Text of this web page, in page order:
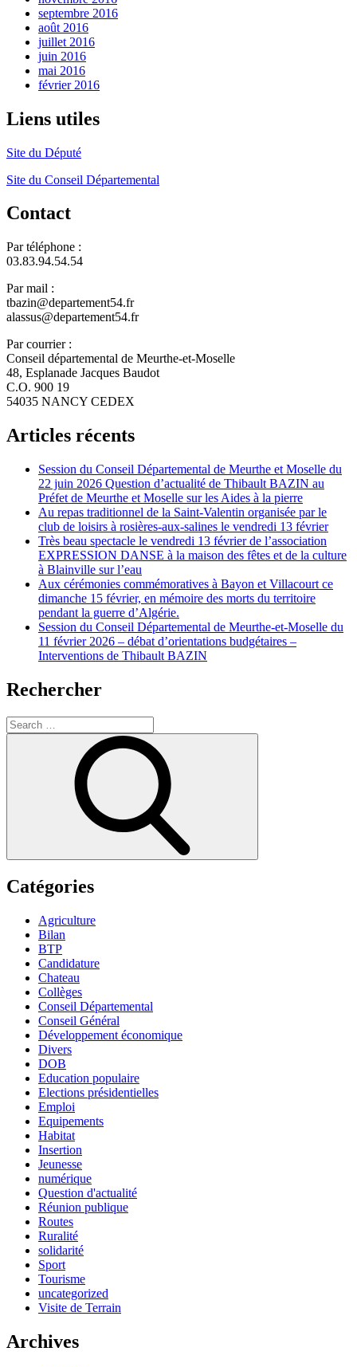
septembre 2016
août 2016
juillet 2016
juin 2016
mai 2016
février 2016
Liens utiles
Site du Député
Site du Conseil Départemental
Contact
Par téléphone :
03.83.94.54.54
Par mail :
tbazin@departement54.fr
alassus@departement54.fr
Par courrier :
Conseil départemental de Meurthe-et-Moselle
48, Esplanade Jacques Baudot
C.O. 900 19
54035 NANCY CEDEX
Articles récents
Session du Conseil Départemental de Meurthe et Moselle du
22 juin 2026 Question d’actualité de Thibault BAZIN au
Préfet de Meurthe et Moselle sur les Aides à la pierre
Au repas traditionnel de la Saint-Valentin organisée par le
club de loisirs à rosières-aux-salines le vendredi 13 février
Très beau spectacle le vendredi 13 février de l’association
EXPRESSION DANSE à la maison des fêtes et de la culture
à Blainville sur l’eau
Aux cérémonies commémoratives à Bayon et Villacourt ce
dimanche 15 février, en mémoire des morts du territoire
pendant la guerre d’Algérie.
Session du Conseil Départemental de Meurthe-et-Moselle du
11 février 2026 – débat d’orientations budgétaires –
Interventions de Thibault BAZIN
Rechercher
Search
for:
Catégories
Agriculture
Bilan
BTP
Candidature
Chateau
Collèges
Conseil Départemental
Conseil Général
Développement économique
Divers
DOB
Education populaire
Elections présidentielles
Emploi
Equipements
Habitat
Insertion
Jeunesse
numérique
Question d'actualité
Réunion publique
Routes
Ruralité
solidarité
Sport
Tourisme
uncategorized
Visite de Terrain
Archives